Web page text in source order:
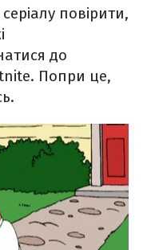
повірити,
до
Попри це,